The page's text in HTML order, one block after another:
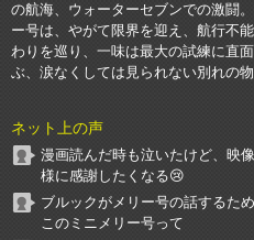
の航海、ウォーターセブンでの激闘
ー号は、やがて限界を迎え、航行不
わりを巡り、一味は最大の試練に直
ぶ、涙なくしては見られない別れの物
ネット上の声
漫画読んだ時も泣いたけど、映
様に感謝したくなる😢
ブルックがメリー号の話するた
このミニメリー号って